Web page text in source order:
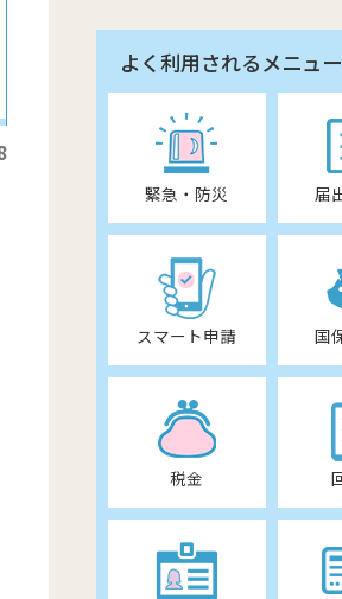
よく利用されるメニュー
緊急・防災 届
スマート申請 国
税金